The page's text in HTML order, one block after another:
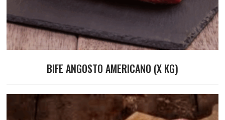
BIFE ANGOSTO AMERICANO (X KG)